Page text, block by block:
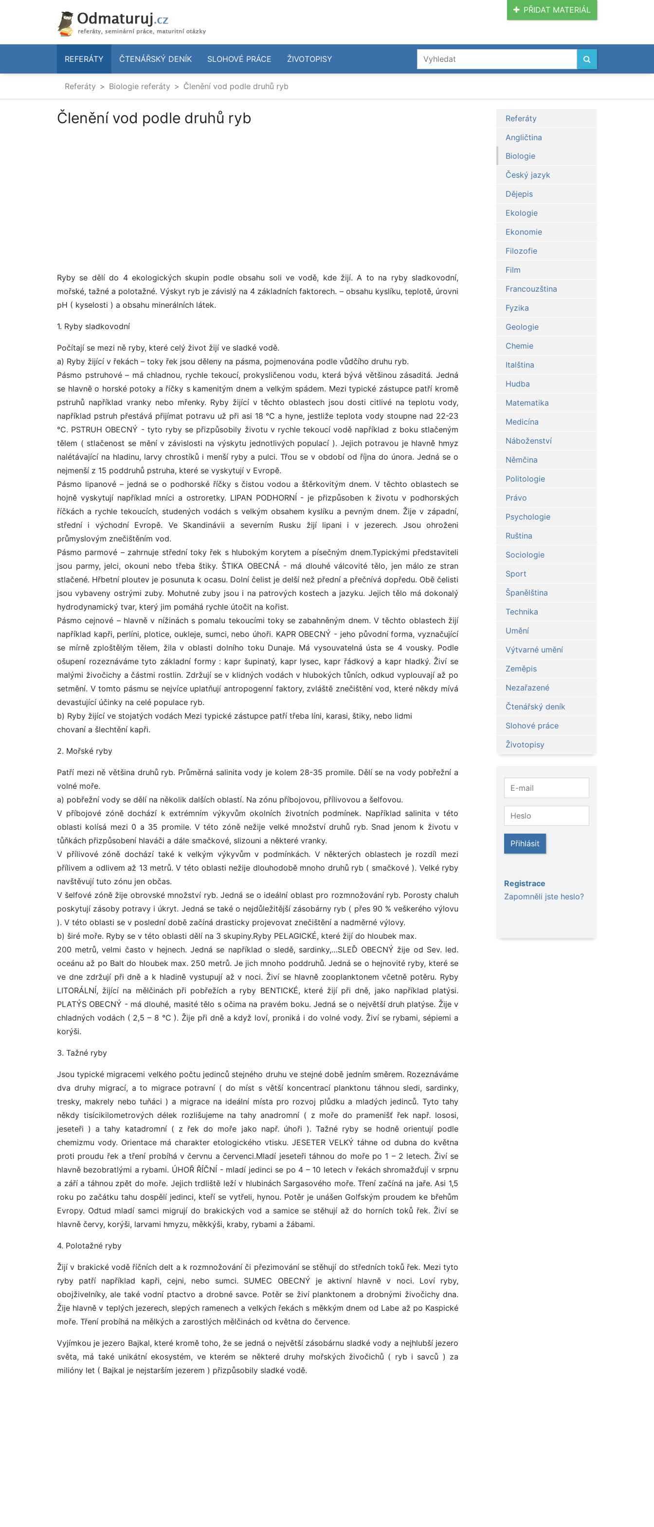
PŘIDAT MATERIÁL
REFERÁTY ČTENÁŘSKÝ DENÍK SLOHOVÉ PRÁCE ŽIVOTOPISY
Referáty Biologie referáty Členění vod podle druhů ryb
Členění vod podle druhů ryb
Ryby se dělí do 4 ekologických skupin podle obsahu soli ve vodě, kde žijí. A to na ryby sladkovodní,
mořské, tažné a polotažné. Výskyt ryb je závislý na 4 základních faktorech. – obsahu kyslíku, teplotě, úrovni
pH ( kyselosti ) a obsahu minerálních látek.
1. Ryby sladkovodní
Počítají se mezi ně ryby, které celý život žijí ve sladké vodě.
a) Ryby žijící v řekách – toky řek jsou děleny na pásma, pojmenována podle vůdčího druhu ryb.
Pásmo pstruhové – má chladnou, rychle tekoucí, prokysličenou vodu, která bývá většinou zásaditá. Jedná
se hlavně o horské potoky a říčky s kamenitým dnem a velkým spádem. Mezi typické zástupce patří kromě
pstruhů například vranky nebo mřenky. Ryby žijící v těchto oblastech jsou dosti citlivé na teplotu vody,
například pstruh přestává přijímat potravu už při asi 18 °C a hyne, jestliže teplota vody stoupne nad 22-23
°C. PSTRUH OBECNÝ - tyto ryby se přizpůsobily životu v rychle tekoucí vodě například z boku stlačeným
tělem ( stlačenost se mění v závislosti na výskytu jednotlivých populací ). Jejich potravou je hlavně hmyz
nalétávající na hladinu, larvy chrostíků i menší ryby a pulci. Třou se v období od října do února. Jedná se o
nejmenší z 15 poddruhů pstruha, které se vyskytují v Evropě.
Pásmo lipanové – jedná se o podhorské říčky s čistou vodou a štěrkovitým dnem. V těchto oblastech se
hojně vyskytují například mníci a ostroretky. LIPAN PODHORNÍ - je přizpůsoben k životu v podhorských
říčkách a rychle tekoucích, studených vodách s velkým obsahem kyslíku a pevným dnem. Žije v západní,
střední i východní Evropě. Ve Skandinávii a severním Rusku žijí lipani i v jezerech. Jsou ohroženi
průmyslovým znečištěním vod.
Pásmo parmové – zahrnuje střední toky řek s hlubokým korytem a písečným dnem.Typickými představiteli
jsou parmy, jelci, okouni nebo třeba štiky. ŠTIKA OBECNÁ - má dlouhé válcovité tělo, jen málo ze stran
stlačené. Hřbetní ploutev je posunuta k ocasu. Dolní čelist je delší než přední a přečnívá dopředu. Obě čelisti
jsou vybaveny ostrými zuby. Mohutné zuby jsou i na patrových kostech a jazyku. Jejich tělo má dokonalý
hydrodynamický tvar, který jim pomáhá rychle útočit na kořist.
Pásmo cejnové – hlavně v nížinách s pomalu tekoucími toky se zabahněným dnem. V těchto oblastech žijí
například kapři, perlíni, plotice, oukleje, sumci, nebo úhoři. KAPR OBECNÝ - jeho původní forma, vyznačující
se mírně zploštělým tělem, žila v oblasti dolního toku Dunaje. Má vysouvatelná ústa se 4 vousky. Podle
ošupení rozeznáváme tyto základní formy : kapr šupinatý, kapr lysec, kapr řádkový a kapr hladký. Živí se
malými živočichy a částmi rostlin. Zdržují se v klidných vodách v hlubokých tůních, odkud vyplouvají až po
setmění. V tomto pásmu se nejvíce uplatňují antropogenní faktory, zvláště znečištění vod, které někdy mívá
devastující účinky na celé populace ryb.
b) Ryby žijící ve stojatých vodách Mezi typické zástupce patří třeba líni, karasi, štiky, nebo lidmi
chovaní a šlechtění kapři.
2. Mořské ryby
Patří mezi ně většina druhů ryb. Průměrná salinita vody je kolem 28-35 promile. Dělí se na vody pobřežní a
volné moře.
a) pobřežní vody se dělí na několik dalších oblastí. Na zónu příbojovou, přílivovou a šelfovou.
V příbojové zóně dochází k extrémním výkyvům okolních životních podmínek. Například salinita v této
oblasti kolísá mezi 0 a 35 promile. V této zóně nežije velké množství druhů ryb. Snad jenom k životu v
tůňkách přizpůsobení hlaváči a dále smačkové, slizouni a některé vranky.
V přílivové zóně dochází také k velkým výkyvům v podmínkách. V některých oblastech je rozdíl mezi
přílivem a odlivem až 13 metrů. V této oblasti nežije dlouhodobě mnoho druhů ryb ( smačkové ). Velké ryby
navštěvují tuto zónu jen občas.
V šelfové zóně žije obrovské množství ryb. Jedná se o ideální oblast pro rozmnožování ryb. Porosty chaluh
poskytují zásoby potravy i úkryt. Jedná se také o nejdůležitější zásobárny ryb ( přes 90 % veškerého výlovu
). V této oblasti se v poslední době začíná drasticky projevovat znečištění a nadměrné výlovy.
b) širé moře. Ryby se v této oblasti dělí na 3 skupiny.Ryby PELAGICKÉ, které žijí do hloubek max.
200 metrů, velmi často v hejnech. Jedná se například o sledě, sardinky,…SLEĎ OBECNÝ žije od Sev. led.
oceánu až po Balt do hloubek max. 250 metrů. Je jich mnoho poddruhů. Jedná se o hejnovité ryby, které se
ve dne zdržují při dně a k hladině vystupují až v noci. Živí se hlavně zooplanktonem včetně potěru. Ryby
LITORÁLNÍ, žijící na mělčinách při pobřežích a ryby BENTICKÉ, které žijí při dně, jako například platýsi.
PLATÝS OBECNÝ - má dlouhé, masité tělo s očima na pravém boku. Jedná se o největší druh platýse. Žije v
chladných vodách ( 2,5 – 8 °C ). Žije při dně a když loví, proniká i do volné vody. Živí se rybami, sépiemi a
korýši.
3. Tažné ryby
Jsou typické migracemi velkého počtu jedinců stejného druhu ve stejné době jedním směrem. Rozeznáváme
dva druhy migrací, a to migrace potravní ( do míst s větší koncentrací planktonu táhnou sledi, sardinky,
tresky, makrely nebo tuňáci ) a migrace na ideální místa pro rozvoj plůdku a mladých jedinců. Tyto tahy
někdy tisícikilometrových délek rozlišujeme na tahy anadromní ( z moře do pramenišť řek např. lososi,
jeseteři ) a tahy katadromní ( z řek do moře jako např. úhoři ). Tažné ryby se hodně orientují podle
chemizmu vody. Orientace má charakter etologického vtisku. JESETER VELKÝ táhne od dubna do května
proti proudu řek a tření probíhá v červnu a červenci.Mladí jeseteři táhnou do moře po 1 – 2 letech. Živí se
hlavně bezobratlými a rybami. ÚHOŘ ŘÍČNÍ - mladí jedinci se po 4 – 10 letech v řekách shromažďují v srpnu
a září a táhnou zpět do moře. Jejich trdliště leží v hlubinách Sargasového moře. Tření začíná na jaře. Asi 1,5
roku po začátku tahu dospělí jedinci, kteří se vytřeli, hynou. Potěr je unášen Golfským proudem ke břehům
Evropy. Odtud mladí samci migrují do brakických vod a samice se stěhují až do horních toků řek. Živí se
hlavně červy, korýši, larvami hmyzu, měkkýši, kraby, rybami a žábami.
4. Polotažné ryby
Žijí v brakické vodě říčních delt a k rozmnožování či přezimování se stěhují do středních toků řek. Mezi tyto
ryby patří například kapři, cejni, nebo sumci. SUMEC OBECNÝ je aktivní hlavně v noci. Loví ryby,
obojživelníky, ale také vodní ptactvo a drobné savce. Potěr se živí planktonem a drobnými živočichy dna.
Žije hlavně v teplých jezerech, slepých ramenech a velkých řekách s měkkým dnem od Labe až po Kaspické
moře. Tření probíhá na mělkých a zarostlých mělčinách od května do července.
Vyjímkou je jezero Bajkal, které kromě toho, že se jedná o největší zásobárnu sladké vody a nejhlubší jezero
světa, má také unikátní ekosystém, ve kterém se některé druhy mořských živočichů ( ryb i savců ) za
milióny let ( Bajkal je nejstarším jezerem ) přizpůsobily sladké vodě.
Referáty
Angličtina
Biologie
Český jazyk
Dějepis
Ekologie
Ekonomie
Filozofie
Film
Francouzština
Fyzika
Geologie
Chemie
Italština
Hudba
Matematika
Medicína
Náboženství
Němčina
Politologie
Právo
Psychologie
Ruština
Sociologie
Sport
Španělština
Technika
Umění
Výtvarné umění
Zeměpis
Nezařazené
Čtenářský deník
Slohové práce
Životopisy
Přihlásit
Registrace
Zapomněli jste heslo?